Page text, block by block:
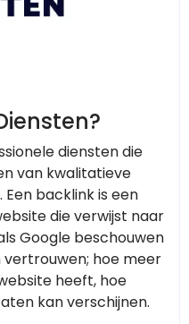
diensten die
van kwalitatieve
backlink is een
die verwijst naar
Google beschouwen
vertrouwen; hoe meer
heeft, hoe
kan verschijnen.